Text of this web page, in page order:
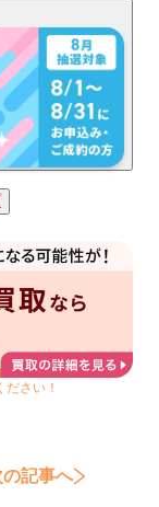
さい！
の記事へ